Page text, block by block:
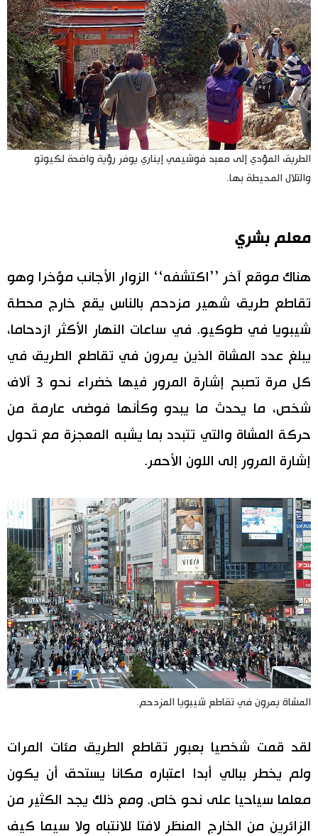
الطريق المؤدي إلى معبد فوشيمي إيناري يوفر رؤية واضحة لكيوتو
والتلال المحيطة بها.
معلم بشري
هناك موقع آخر ’’اكتشفه‘‘ الزوار الأجانب مؤخرا وهو
تقاطع طريق شهير مزدحم بالناس يقع خارج محطة
شيبويا في طوكيو. في ساعات النهار الأكثر ازدحاما،
يبلغ عدد المشاة الذين يمرون في تقاطع الطريق في
كل مرة تصبح إشارة المرور فيها خضراء نحو 3 آلاف
شخص، ما يحدث ما يبدو وكأنها فوضى عارمة من
حركة المشاة والتي تتبدد بما يشبه المعجزة مع تحول
إشارة المرور إلى اللون الأحمر.
المشاة يمرون في تقاطع شيبويا المزدحم.
لقد قمت شخصيا بعبور تقاطع الطريق مئات المرات
ولم يخطر ببالي أبدا اعتباره مكانا يستحق أن يكون
معلما سياحيا على نحو خاص. ومع ذلك يجد الكثير من
الزائرين من الخارج المنظر لافتا للانتباه ولا سيما كيف